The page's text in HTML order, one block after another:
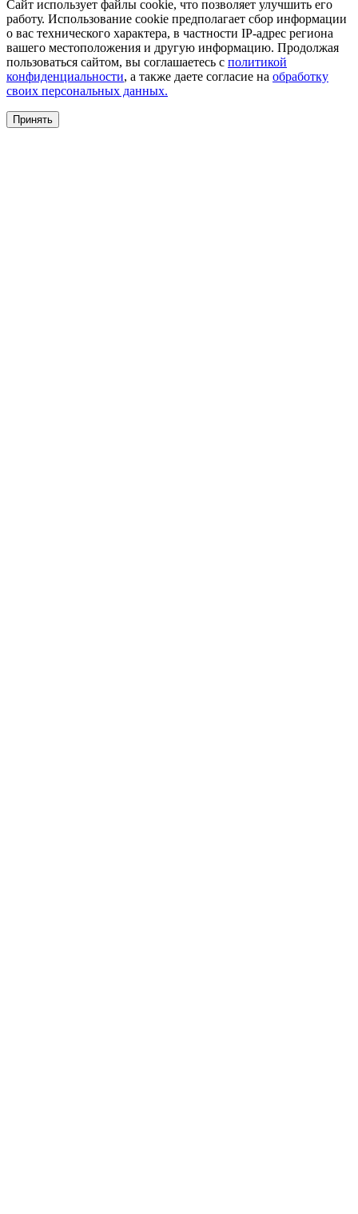
Сайт использует файлы cookie, что позволяет улучшить его
работу. Использование cookie предполагает сбор информации
о вас технического характера, в частности IP-адрес региона
вашего местоположения и другую информацию. Продолжая
пользоваться сайтом, вы соглашаетесь с политикой
конфиденциальности, а также даете согласие на обработку
своих персональных данных.
Принять